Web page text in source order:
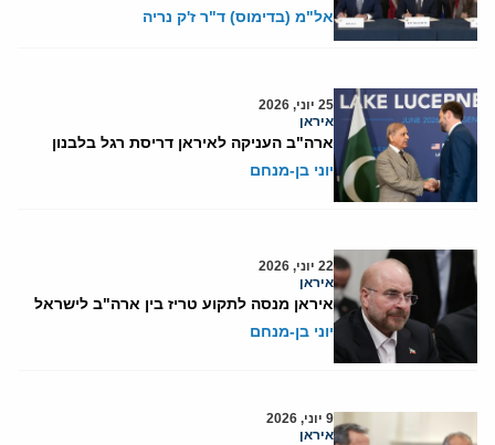
אל"מ (בדימוס) ד"ר ז'ק נריה
25 יוני, 2026
איראן
ארה"ב העניקה לאיראן דריסת רגל בלבנון
יוני בן-מנחם
22 יוני, 2026
איראן
איראן מנסה לתקוע טריז בין ארה"ב לישראל
יוני בן-מנחם
9 יוני, 2026
איראן